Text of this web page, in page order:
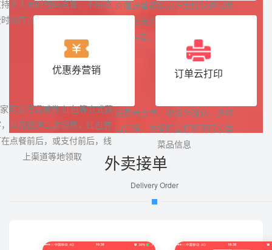
力。 消费者，受到消费者的热捧.
优惠券营销
点餐前后，或支付前后，线
上渠道等地领取
订单云打印
菜品信息
外卖接单
Delivery Order